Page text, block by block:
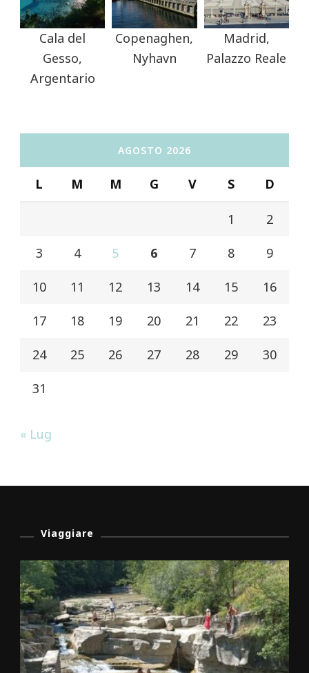
Cala del
Gesso,
Argentario
Copenaghen,
Nyhavn
Madrid,
Palazzo Reale
AGOSTO 2026
L M M G V S D
1 2
3 4 5 6 7 8 9
10 11 12 13 14 15 16
17 18 19 20 21 22 23
24 25 26 27 28 29 30
31
« Lug
Viaggiare